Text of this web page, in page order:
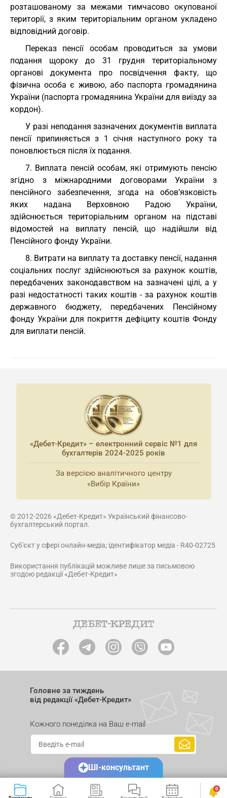
розташованому за межами тимчасово окупованої
території, з яким територіальним органом укладено
відповідний договір.
Переказ пенсії особам проводиться за умови
подання щороку до 31 грудня територіальному
органові документа про посвідчення факту, що
фізична особа є живою, або паспорта громадянина
України (паспорта громадянина України для виїзду за
кордон).
У разі неподання зазначених документів виплата
пенсії припиняється з 1 січня наступного року та
поновлюється після їх подання.
7. Виплата пенсій особам, які отримують пенсію
згідно з міжнародними договорами України з
пенсійного забезпечення, згода на обов’язковість
яких надана Верховною Радою України,
здійснюється територіальним органом на підставі
відомостей на виплату пенсій, що надійшли від
Пенсійного фонду України.
8. Витрати на виплату та доставку пенсії, надання
соціальних послуг здійснюються за рахунок коштів,
передбачених законодавством на зазначені цілі, а у
разі недостатності таких коштів - за рахунок коштів
державного бюджету, передбачених Пенсійному
фонду України для покриття дефіциту коштів Фонду
для виплати пенсій.
«Дебет-Кредит» – електронний сервіс №1 для
бухгалтерів 2024-2025 років
За версією аналітичного центру
«Вибір Країни»
© 2012-2026 «Дебет-Кредит» Український фінансово-
бухгалтерський портал.
Суб'єкт у сфері онлайн-медіа; ідентифікатор медіа - R40-02725
Використання публікацій можливе лише за письмовою
згодою редакції «Дебет-Кредит»
Головне за тиждень
від редакції «Дебет-Кредит»
Кожного понеділка на Ваш e-mail
0
ШІ-консультант